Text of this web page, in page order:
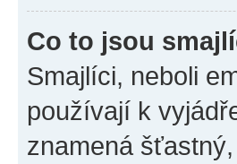
Co to jsou
Smajlíci, neboli
používají k
znamená